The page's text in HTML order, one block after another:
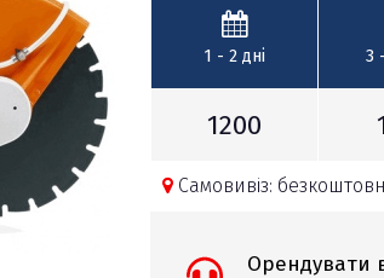
1 - 2дні
1200
3
Самовивіз:
Орендувати